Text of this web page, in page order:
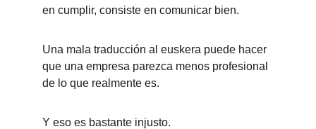
en cumplir, consiste en comunicar bien.
Una mala traducción al euskera puede hacer
que una empresa parezca menos profesional
de lo que realmente es.
Y eso es bastante injusto.